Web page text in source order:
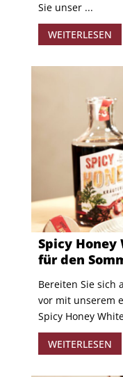
Sie unser ...
WEITERLESEN
Spicy Honey
für den
Bereiten Sie sich
vor mit unserem
Spicy Honey
WEITERLESEN